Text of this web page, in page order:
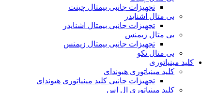
تجهیزات جانبی بیمتال چینت
بی متال اشنایدر
تجهیزات جانبی بیمتال اشنایدر
بی متال زیمنس
تجهیزات جانبی بیمتال زیمنس
بی متال تکو
کلید مینیاتوری
کلید مینیاتوری هیوندای
تجهیزات جانبی کلید مینیاتوری هیوندای
کلید مینیاتوری ال اس